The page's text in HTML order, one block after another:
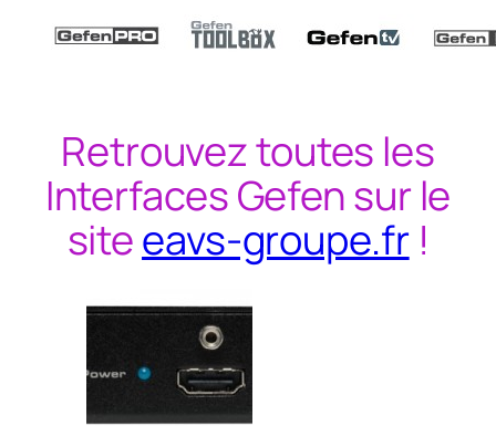
Retrouvez toutes les
Interfaces Gefen sur le
siteeavs-groupe.fr!